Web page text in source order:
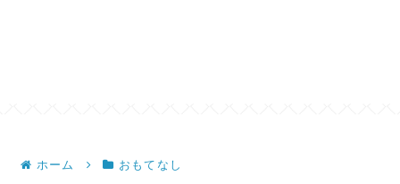
ホーム おもてなし